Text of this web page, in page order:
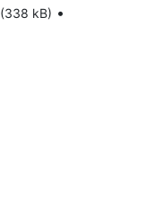
(338 kB) •